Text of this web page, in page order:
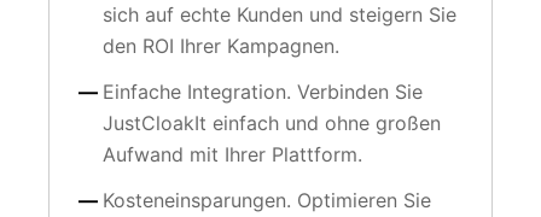
sich auf echte Kunden und steigern Sie
den ROI Ihrer Kampagnen.
Einfache Integration. Verbinden Sie
JustCloakIt einfach und ohne großen
Aufwand mit Ihrer Plattform.
Kosteneinsparungen. Optimieren Sie